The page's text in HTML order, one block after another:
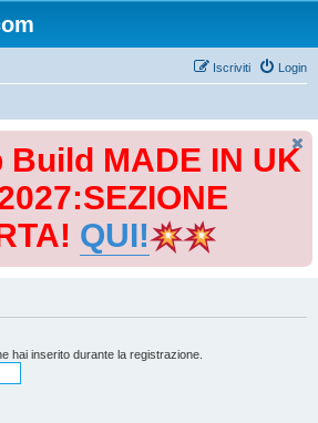
Login
Iscriviti
Build MADE IN UK
QUI!
hai inserito durante la registrazione.